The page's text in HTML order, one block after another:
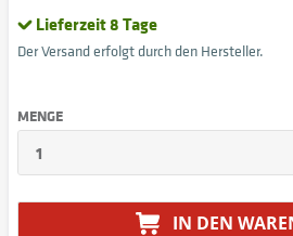
Lieferzeit 8 Tage
Der Versand erfolgt durch den Hersteller.
MENGE
IN DEN